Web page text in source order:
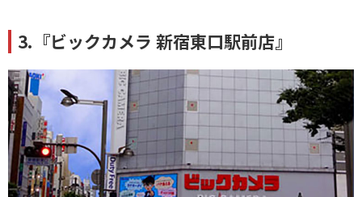
3.『ビックカメラ 新宿東口駅前店』